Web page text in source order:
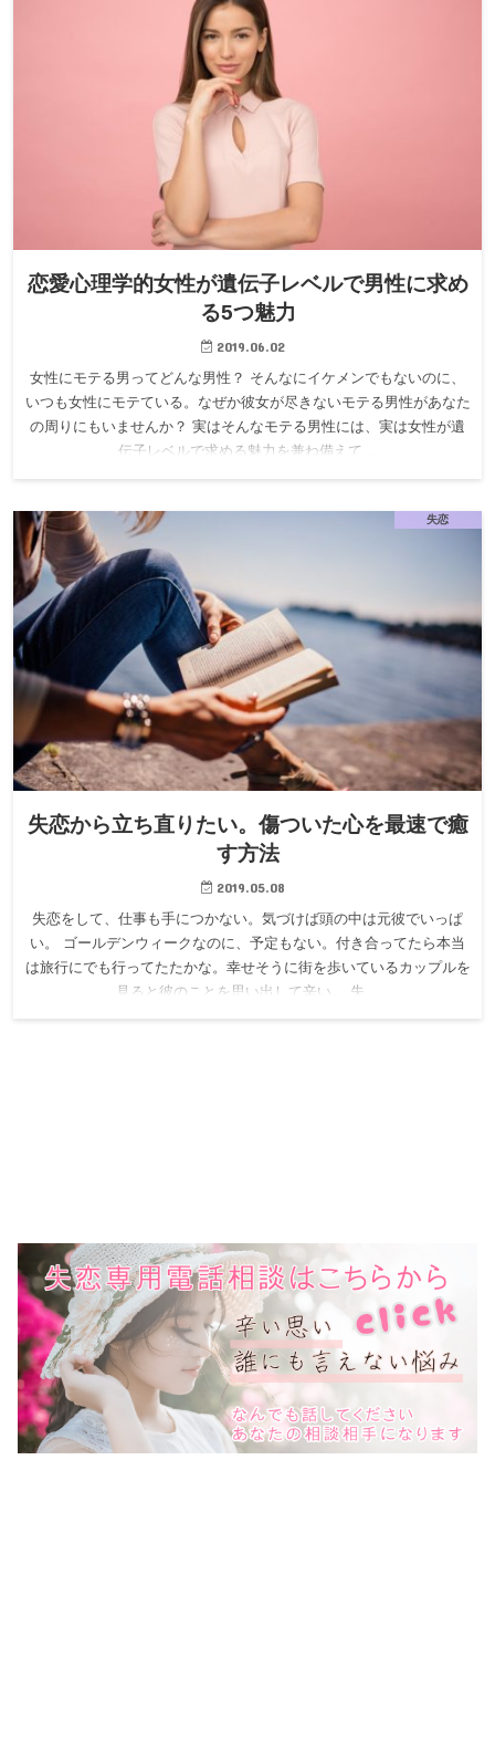
恋愛心理学的女性が遺伝子レベルで男性に求め
る5つ魅力
2019.06.02
女性にモテる男ってどんな男性？ そんなにイケメンでもないのに、
いつも女性にモテている。なぜか彼女が尽きないモテる男性があなた
の周りにもいませんか？ 実はそんなモテる男性には、実は女性が遺
伝子レベルで求める魅力を兼ね備えて…
失恋
失恋から立ち直りたい。傷ついた心を最速で癒
す方法
2019.05.08
失恋をして、仕事も手につかない。気づけば頭の中は元彼でいっぱ
い。 ゴールデンウィークなのに、予定もない。付き合ってたら本当
は旅行にでも行ってたたかな。幸せそうに街を歩いているカップルを
見ると彼のことを思い出して辛い。 失…